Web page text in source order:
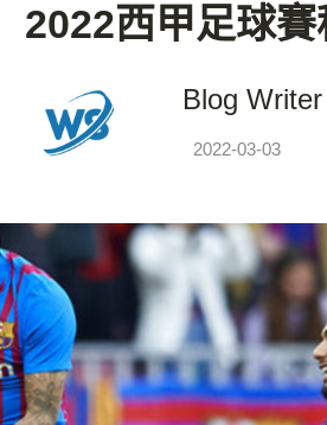
2022西甲足球賽
Blog Writer
2022-03-03